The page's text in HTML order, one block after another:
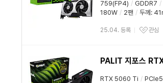
759(FP4) / GDDR7 /
180W / 2팬 / 두께 :
25.04. 등록 관심
PALIT 지포스
RTX 5060 Ti /